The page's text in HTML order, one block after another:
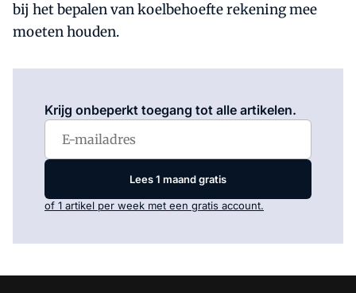
bij het bepalen van koelbehoefte rekening mee
moeten houden.
Krijg onbeperkt toegang tot alle artikelen.
Lees 1 maand gratis
of 1 artikel per week met een gratis account.